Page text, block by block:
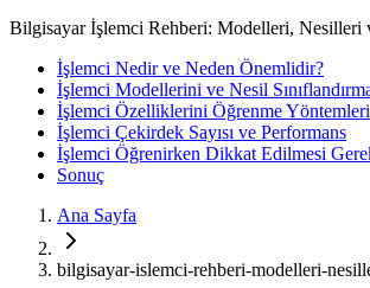
Bilgisayar İşlemci Rehberi: Modelleri, Nesilleri
İşlemci Nedir ve Neden Önemlidir?
İşlemci Modellerini ve Nesil
İşlemci Özelliklerini Öğrenme Yöntemleri
İşlemci Çekirdek Sayısı ve Performans
İşlemci Öğrenirken Dikkat Edilmesi
Sonuç
Ana Sayfa
bilgisayar-islemci-rehberi-modelleri-